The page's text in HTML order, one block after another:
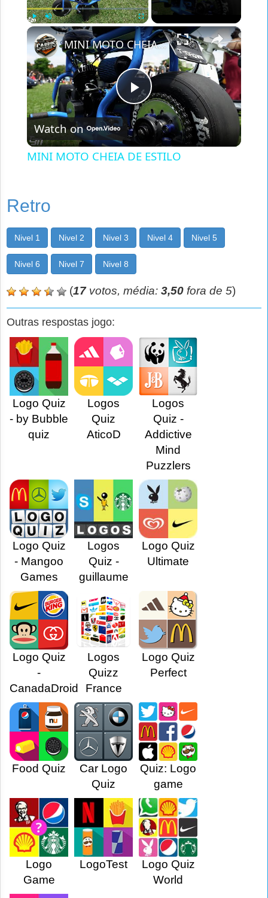
Unmute Fullscreen ×
Play
Video
MINI MOTO CHEIA DE ESTILO
Watch on
MINI MOTO CHEIA DE ESTILO
Retro
Nivel 1 Nivel 2 Nivel 3 Nivel 4 Nivel 5
Nivel 6 Nivel 7 Nivel 8
(17votos, média: 3,50 fora de 5)
Outras respostas jogo:
Logo Quiz
- by Bubble
quiz
Logos
Quiz
AticoD
Logos
Quiz -
Addictive
Mind
Puzzlers
Logo Quiz
- Mangoo
Games
Logos
Quiz -
guillaume
Logo Quiz
Ultimate
Logo Quiz
-
CanadaDroid
Logos
Quizz
France
Logo Quiz
Perfect
Food Quiz
Car Logo
Quiz
Quiz: Logo
game
Logo
Game
LogoTest
Logo Quiz
World